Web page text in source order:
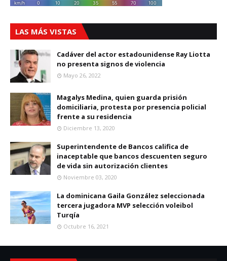
LAS MÁS VISTAS
Cadáver del actor estadounidense Ray Liotta
no presenta signos de violencia
Mayo 26, 2022
Magalys Medina, quien guarda prisión
domiciliaria, protesta por presencia policial
frente a su residencia
Diciembre 13, 2020
Superintendente de Bancos califica de
inaceptable que bancos descuenten seguro
de vida sin autorización clientes
Noviembre 03, 2020
La dominicana Gaila González seleccionada
tercera jugadora MVP selección voleibol
Turqía
Octubre 16, 2021